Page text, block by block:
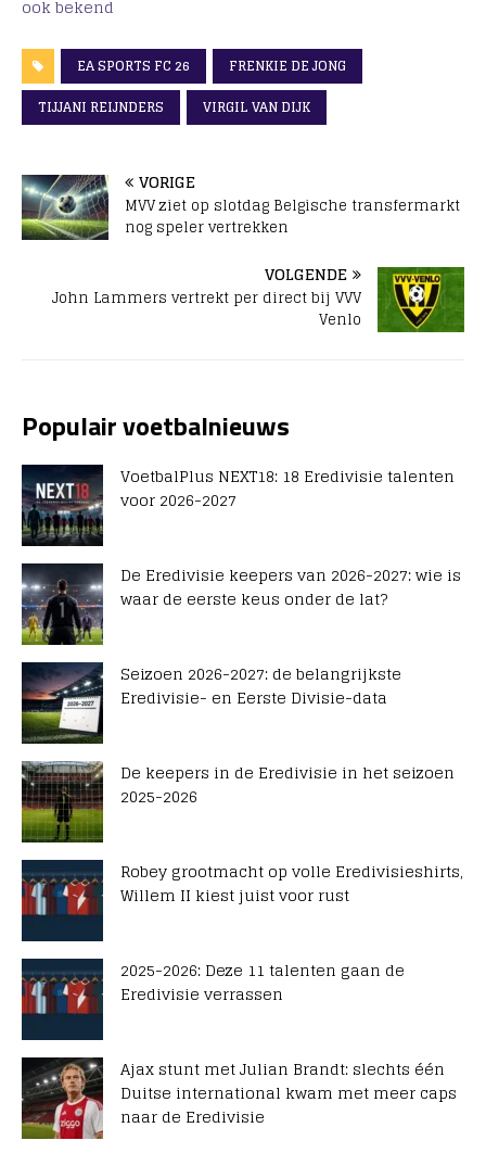
ook bekend
EA SPORTS FC 26
FRENKIE DE JONG
TIJJANI REIJNDERS
VIRGIL VAN DIJK
VORIGE
MVV ziet op slotdag Belgische transfermarkt
nog speler vertrekken
VOLGENDE
John Lammers vertrekt per direct bij VVV
Venlo
Populair voetbalnieuws
VoetbalPlus NEXT18: 18 Eredivisie talenten
voor 2026-2027
De Eredivisie keepers van 2026-2027: wie is
waar de eerste keus onder de lat?
Seizoen 2026-2027: de belangrijkste
Eredivisie- en Eerste Divisie-data
De keepers in de Eredivisie in het seizoen
2025-2026
Robey grootmacht op volle Eredivisieshirts,
Willem II kiest juist voor rust
2025-2026: Deze 11 talenten gaan de
Eredivisie verrassen
Ajax stunt met Julian Brandt: slechts één
Duitse international kwam met meer caps
naar de Eredivisie